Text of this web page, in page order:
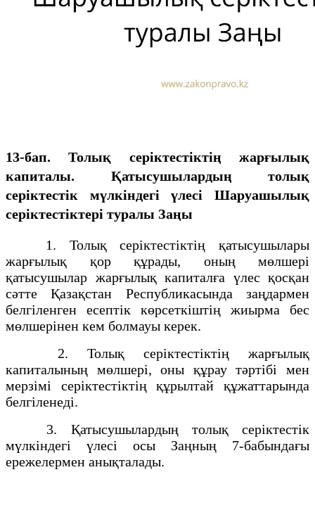
13-бап. Толық серiктестiктiң жарғылық
капиталы. Қатысушылардың толық
серiктестiк мүлкiндегi үлесi Шаруашылық
серіктестіктері туралы Заңы
1. Толық серiктестiктiң қатысушылары
жарғылық қор құрады, оның мөлшерi
қатысушылар жарғылық капиталға үлес қосқан
сәтте Қазақстан Республикасында заңдармен
белгiленген есептiк көрсеткiштiң жиырма бес
мөлшерiнен кем болмауы керек.
2. Толық серiктестiктiң жарғылық
капиталының мөлшерi, оны құрау тәртiбi мен
мерзiмi серiктестiктiң құрылтай құжаттарында
белгiленедi.
3. Қатысушылардың толық серiктестiк
мүлкiндегi үлесi осы Заңның 7-бабындағы
ережелермен анықталады.